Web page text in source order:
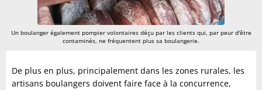
Un boulanger également pompier volontaires déçu par les clients qui, par peur d'être
contaminés, ne fréquentent plus sa boulangerie.
De plus en plus, principalement dans les zones rurales, les
artisans boulangers doivent faire face à la concurrence,